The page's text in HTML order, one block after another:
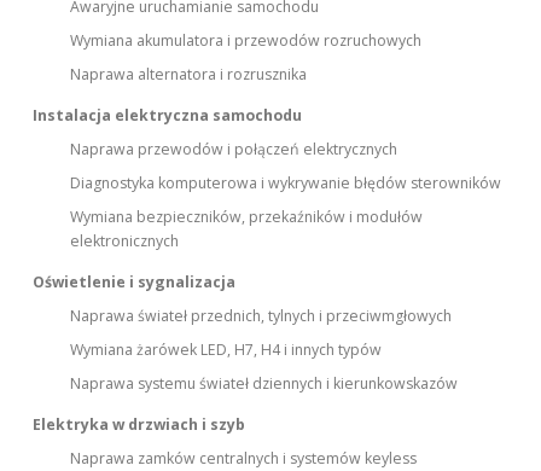
Awaryjne uruchamianie samochodu
Wymiana akumulatora i przewodów rozruchowych
Naprawa alternatora i rozrusznika
Instalacja elektryczna samochodu
Naprawa przewodów i połączeń elektrycznych
Diagnostyka komputerowa i wykrywanie błędów sterowników
Wymiana bezpieczników, przekaźników i modułów
elektronicznych
Oświetlenie i sygnalizacja
Naprawa świateł przednich, tylnych i przeciwmgłowych
Wymiana żarówek LED, H7, H4 i innych typów
Naprawa systemu świateł dziennych i kierunkowskazów
Elektryka w drzwiach i szyb
Naprawa zamków centralnych i systemów keyless